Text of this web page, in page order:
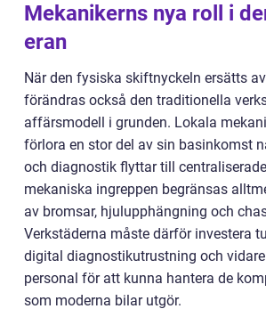
Mekanikerns nya roll i
eran
När den fysiska skiftnyckeln ersätts
förändras också den traditionella
affärsmodell i grunden. Lokala
förlora en stor del av sin basinkomst
och diagnostik flyttar till
mekaniska ingreppen begränsas
av bromsar, hjulupphängning och
Verkstäderna måste därför investera
digital diagnostikutrustning och
personal för att kunna hantera de
som moderna bilar utgör.